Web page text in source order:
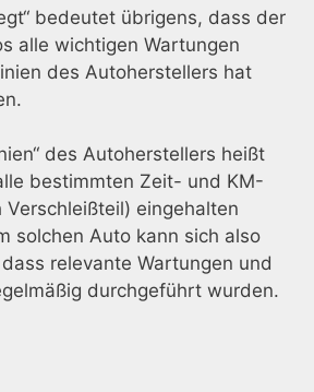
bedeutet übrigens, dass der
alle wichtigen Wartungen
des Autoherstellers hat
des Autoherstellers heißt
bestimmten Zeit- und KM-
Verschleißteil) eingehalten
solchen Auto kann sich also
relevante Wartungen und
durchgeführt wurden.